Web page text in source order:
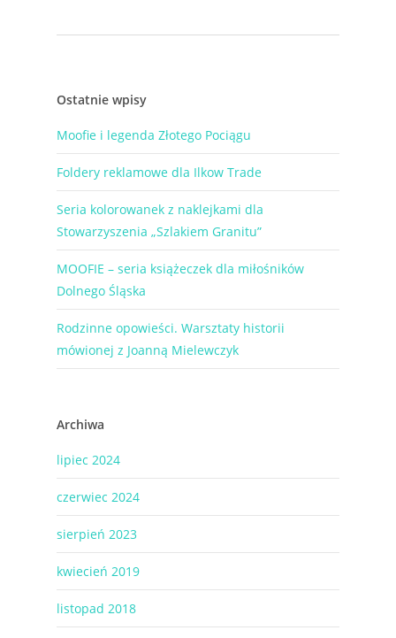
Ostatnie wpisy
Moofie i legenda Złotego Pociągu
Foldery reklamowe dla Ilkow Trade
Seria kolorowanek z naklejkami dla
Stowarzyszenia „Szlakiem Granitu”
MOOFIE – seria książeczek dla miłośników
Dolnego Śląska
Rodzinne opowieści. Warsztaty historii
mówionej z Joanną Mielewczyk
Archiwa
lipiec 2024
czerwiec 2024
sierpień 2023
kwiecień 2019
listopad 2018